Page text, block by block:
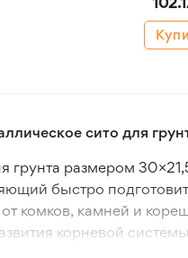
сито для
грунта размером
быстро
комков, камней и
корневой